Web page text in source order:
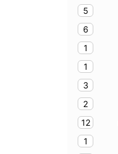
5
6
1
1
3
2
12
1